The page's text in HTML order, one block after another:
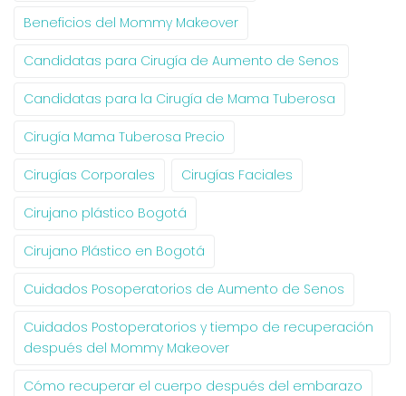
Beneficios del Mommy Makeover
Candidatas para Cirugía de Aumento de Senos
Candidatas para la Cirugía de Mama Tuberosa
Cirugía Mama Tuberosa Precio
Cirugías Corporales Cirugías Faciales
Cirujano plástico Bogotá
Cirujano Plástico en Bogotá
Cuidados Posoperatorios de Aumento de Senos
Cuidados Postoperatorios y tiempo de recuperación
después del Mommy Makeover
Cómo recuperar el cuerpo después del embarazo